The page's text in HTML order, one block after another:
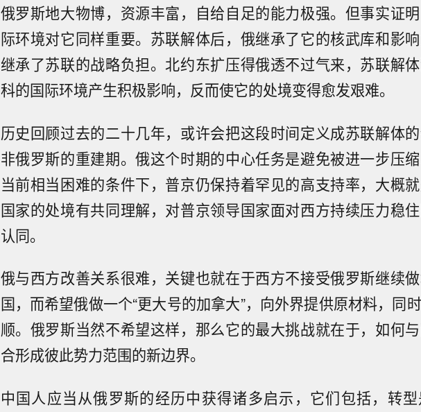
俄罗斯地大物博，资源丰富，自给自足的能力极强。但事实证
际环境对它同样重要。苏联解体后，俄继承了它的核武库和影
继承了苏联的战略负担。北约东扩压得俄透不过气来，苏联解
科的国际环境产生积极影响，反而使它的处境变得愈发艰难。
历史回顾过去的二十几年，或许会把这段时间定义成苏联解体
非俄罗斯的重建期。俄这个时期的中心任务是避免被进一步压
当前相当困难的条件下，普京仍保持着罕见的高支持率，大概
国家的处境有共同理解，对普京领导国家面对西方持续压力稳
认同。
俄与西方改善关系很难，关键也就在于西方不接受俄罗斯继续
国，而希望俄做一个“更大号的加拿大”，向外界提供原材料，同
顺。俄罗斯当然不希望这样，那么它的最大挑战就在于，如何
合形成彼此势力范围的新边界。
中国人应当从俄罗斯的经历中获得诸多启示，它们包括，转